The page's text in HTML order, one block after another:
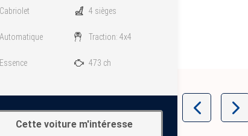
Cabriolet
Automatique
Essence
4 sièges
Traction: 4x4
473 ch
Cette voiture m'intéresse
Item
of